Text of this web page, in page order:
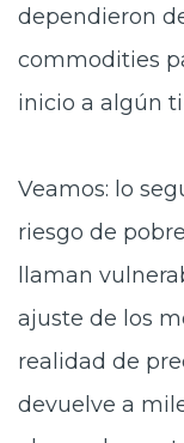
dependieron
commodities
inicio a algún
Veamos: lo
riesgo de
llaman
ajuste de los
realidad de
devuelve a